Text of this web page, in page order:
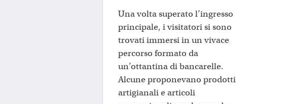
Una volta superato l’ingresso
principale, i visitatori si sono
trovati immersi in un vivace
percorso formato da
un’ottantina di bancarelle.
Alcune proponevano prodotti
artigianali e articoli